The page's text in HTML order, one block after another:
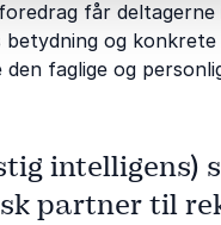
får deltagerne
betydning og
den faglige og
intelligens)
partner til